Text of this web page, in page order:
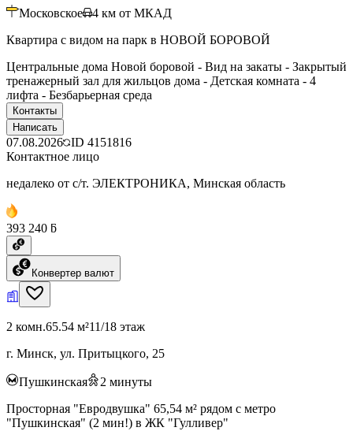
Московское 4 км от МКАД
Квартира с видом на парк в НОВОЙ БОРОВОЙ
Центральные дома Новой боровой - Вид на закаты - Закрытый
тренажерный зал для жильцов дома - Детская комната - 4
лифта - Безбарьерная среда
Контакты
Написать
07.08.2026 ID 4151816
Контактное лицо
недалеко от с/т. ЭЛЕКТРОНИКА, Минская область
393 240 ƃ
Конвертер валют
2 комн.65.54 м²11/18 этаж
г. Минск, ул. Притыцкого, 25
Пушкинская 2 минуты
Просторная "Евродвушка" 65,54 м² рядом с метро
"Пушкинская" (2 мин!) в ЖК "Гулливер"